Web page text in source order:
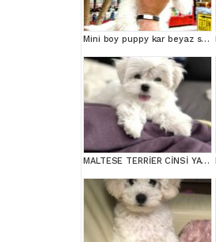
Mini boy puppy kar beyaz sevimli MALTESSE TERRİER CİNSİ
MALTESE TERRİER CİNSİ YAVRULAR